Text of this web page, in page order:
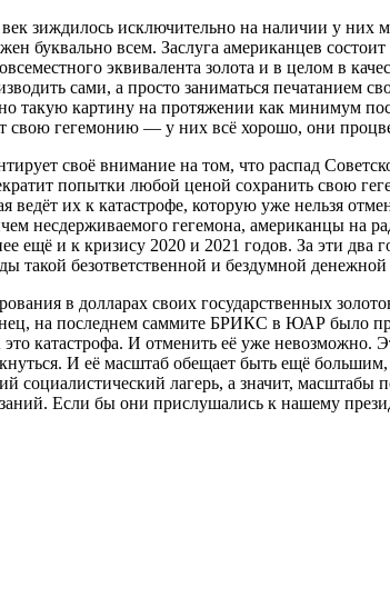
зиждилось исключительно на наличии у них
всем. Заслуга американцев состоит
эквивалента золота и в целом в
сами, а просто заниматься печатанием
картину на протяжении как минимум
свою гегемонию — у них всё хорошо, они
своё внимание на том, что распад
попытки любой ценой сохранить свою
их к катастрофе, которую уже нельзя
несдерживаемого гегемона, американцы на
ещё и к кризису 2020 и 2021 годов. За эти
такой безответственной и бездумной
в долларах своих государственных
на последнем саммите БРИКС в ЮАР было
катастрофа. И отменить её уже невозможно.
И её масштаб обещает быть ещё
лагерь, а значит, масштабы
Если бы они прислушались к нашему